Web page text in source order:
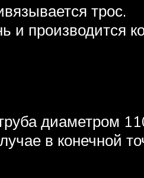
трос.
и производится
диаметром
в конечной